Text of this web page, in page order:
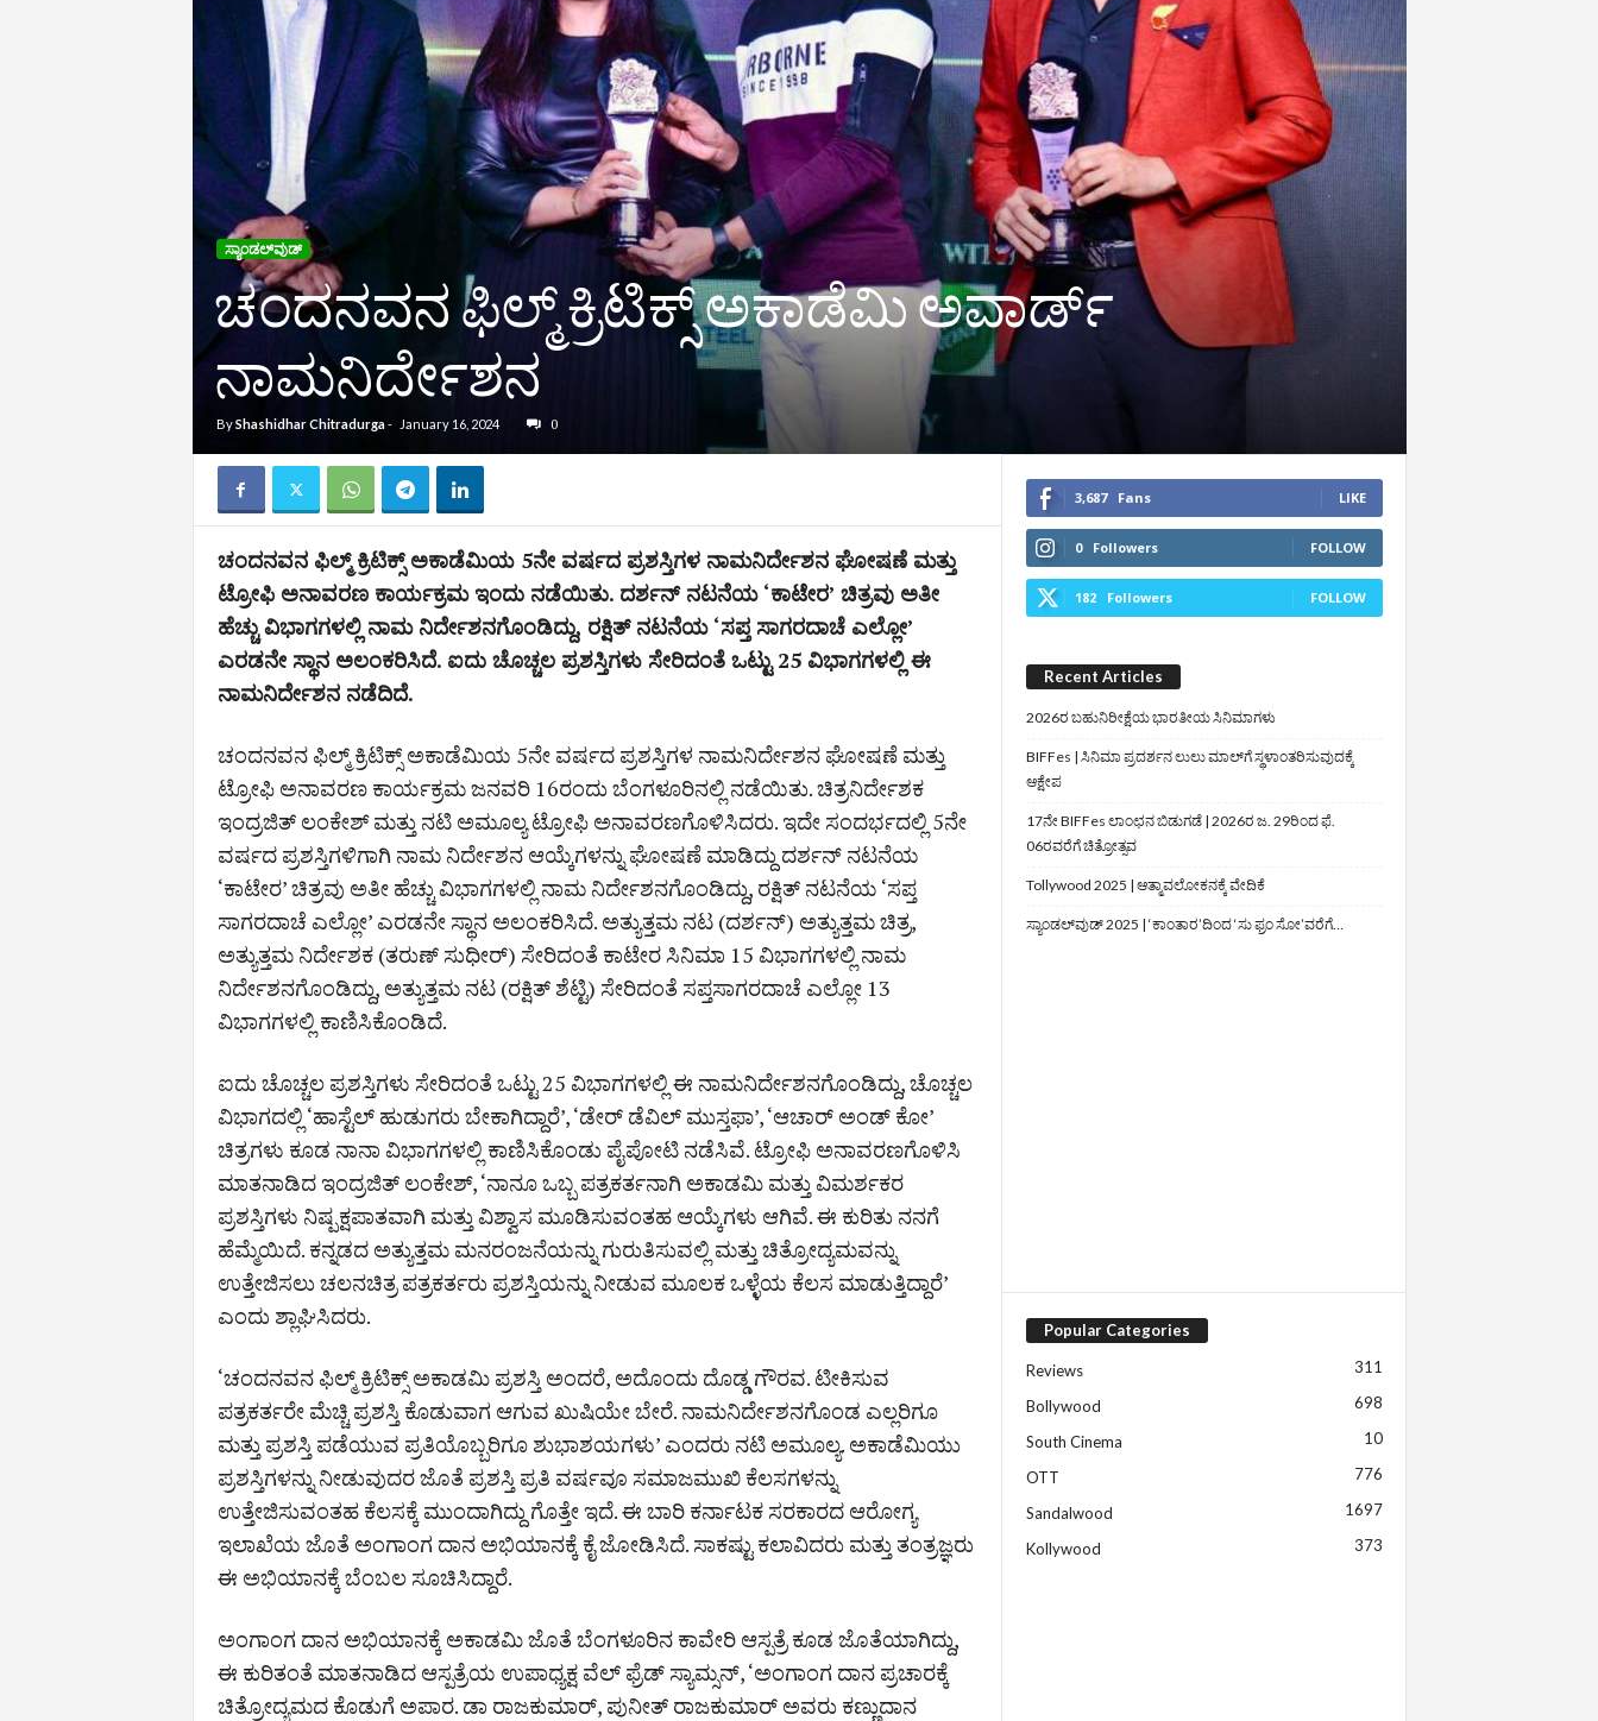
ಸ್ಯಾಂಡಲ್‌ವುಡ್‌
ಚಂದನವನ ಫಿಲ್ಮ್ ಕ್ರಿಟಿಕ್ಸ್ ಅಕಾಡೆಮಿ ಅವಾರ್ಡ್
ನಾಮನಿರ್ದೇಶನ
ByShashidhar Chitradurga- January 16, 2024 0
ಚಂದನವನ ಫಿಲ್ಮ್ ಕ್ರಿಟಿಕ್ಸ್ ಅಕಾಡೆಮಿಯ 5ನೇ ವರ್ಷದ ಪ್ರಶಸ್ತಿಗಳ ನಾಮನಿರ್ದೇಶನ ಘೋಷಣೆ ಮತ್ತು
ಟ್ರೋಫಿ ಅನಾವರಣ ಕಾರ್ಯಕ್ರಮ ಇಂದು ನಡೆಯಿತು. ದರ್ಶನ್ ನಟನೆಯ ‘ಕಾಟೇರ’ ಚಿತ್ರವು ಅತೀ
ಹೆಚ್ಚು ವಿಭಾಗಗಳಲ್ಲಿ ನಾಮ ನಿರ್ದೇಶನಗೊಂಡಿದ್ದು, ರಕ್ಷಿತ್ ನಟನೆಯ ‘ಸಪ್ತ ಸಾಗರದಾಚೆ ಎಲ್ಲೋ’
ಎರಡನೇ ಸ್ಥಾನ ಅಲಂಕರಿಸಿದೆ. ಐದು ಚೊಚ್ಚಲ ಪ್ರಶಸ್ತಿಗಳು ಸೇರಿದಂತೆ ಒಟ್ಟು 25 ವಿಭಾಗಗಳಲ್ಲಿ ಈ
ನಾಮನಿರ್ದೇಶನ ನಡೆದಿದೆ.
ಚಂದನವನ ಫಿಲ್ಮ್ ಕ್ರಿಟಿಕ್ಸ್ ಅಕಾಡೆಮಿಯ 5ನೇ ವರ್ಷದ ಪ್ರಶಸ್ತಿಗಳ ನಾಮನಿರ್ದೇಶನ ಘೋಷಣೆ ಮತ್ತು
ಟ್ರೋಫಿ ಅನಾವರಣ ಕಾರ್ಯಕ್ರಮ ಜನವರಿ 16ರಂದು ಬೆಂಗಳೂರಿನಲ್ಲಿ ನಡೆಯಿತು. ಚಿತ್ರನಿರ್ದೇಶಕ
ಇಂದ್ರಜಿತ್ ಲಂಕೇಶ್ ಮತ್ತು ನಟಿ ಅಮೂಲ್ಯ ಟ್ರೋಫಿ ಅನಾವರಣಗೊಳಿಸಿದರು. ಇದೇ ಸಂದರ್ಭದಲ್ಲಿ 5ನೇ
ವರ್ಷದ ಪ್ರಶಸ್ತಿಗಳಿಗಾಗಿ ನಾಮ ನಿರ್ದೇಶನ ಆಯ್ಕೆಗಳನ್ನು ಘೋಷಣೆ ಮಾಡಿದ್ದು ದರ್ಶನ್ ನಟನೆಯ
‘ಕಾಟೇರ’ ಚಿತ್ರವು ಅತೀ ಹೆಚ್ಚು ವಿಭಾಗಗಳಲ್ಲಿ ನಾಮ ನಿರ್ದೇಶನಗೊಂಡಿದ್ದು, ರಕ್ಷಿತ್ ನಟನೆಯ ‘ಸಪ್ತ
ಸಾಗರದಾಚೆ ಎಲ್ಲೋ’ ಎರಡನೇ ಸ್ಥಾನ ಅಲಂಕರಿಸಿದೆ. ಅತ್ಯುತ್ತಮ ನಟ (ದರ್ಶನ್) ಅತ್ಯುತ್ತಮ ಚಿತ್ರ,
ಅತ್ಯುತ್ತಮ ನಿರ್ದೇಶಕ (ತರುಣ್ ಸುಧೀರ್) ಸೇರಿದಂತೆ ಕಾಟೇರ ಸಿನಿಮಾ 15 ವಿಭಾಗಗಳಲ್ಲಿ ನಾಮ
ನಿರ್ದೇಶನಗೊಂಡಿದ್ದು, ಅತ್ಯುತ್ತಮ ನಟ (ರಕ್ಷಿತ್ ಶೆಟ್ಟಿ) ಸೇರಿದಂತೆ ಸಪ್ತಸಾಗರದಾಚೆ ಎಲ್ಲೋ 13
ವಿಭಾಗಗಳಲ್ಲಿ ಕಾಣಿಸಿಕೊಂಡಿದೆ.
ಐದು ಚೊಚ್ಚಲ ಪ್ರಶಸ್ತಿಗಳು ಸೇರಿದಂತೆ ಒಟ್ಟು 25 ವಿಭಾಗಗಳಲ್ಲಿ ಈ ನಾಮನಿರ್ದೇಶನಗೊಂಡಿದ್ದು, ಚೊಚ್ಚಲ
ವಿಭಾಗದಲ್ಲಿ ‘ಹಾಸ್ಟೆಲ್ ಹುಡುಗರು ಬೇಕಾಗಿದ್ದಾರೆ’, ‘ಡೇರ್ ಡೆವಿಲ್ ಮುಸ್ತಫಾ’, ‘ಆಚಾರ್ ಅಂಡ್ ಕೋ’
ಚಿತ್ರಗಳು ಕೂಡ ನಾನಾ ವಿಭಾಗಗಳಲ್ಲಿ ಕಾಣಿಸಿಕೊಂಡು ಪೈಪೋಟಿ ನಡೆಸಿವೆ. ಟ್ರೋಫಿ ಅನಾವರಣಗೊಳಿಸಿ
ಮಾತನಾಡಿದ ಇಂದ್ರಜಿತ್ ಲಂಕೇಶ್, ‘ನಾನೂ ಒಬ್ಬ ಪತ್ರಕರ್ತನಾಗಿ ಅಕಾಡಮಿ ಮತ್ತು ವಿಮರ್ಶಕರ
ಪ್ರಶಸ್ತಿಗಳು ನಿಷ್ಪಕ್ಷಪಾತವಾಗಿ ಮತ್ತು ವಿಶ್ವಾಸ ಮೂಡಿಸುವಂತಹ ಆಯ್ಕೆಗಳು ಆಗಿವೆ. ಈ ಕುರಿತು ನನಗೆ
ಹೆಮ್ಮೆಯಿದೆ. ಕನ್ನಡದ ಅತ್ಯುತ್ತಮ ಮನರಂಜನೆಯನ್ನು ಗುರುತಿಸುವಲ್ಲಿ ಮತ್ತು ಚಿತ್ರೋದ್ಯಮವನ್ನು
ಉತ್ತೇಜಿಸಲು ಚಲನಚಿತ್ರ ಪತ್ರಕರ್ತರು ಪ್ರಶಸ್ತಿಯನ್ನು ನೀಡುವ ಮೂಲಕ ಒಳ್ಳೆಯ ಕೆಲಸ ಮಾಡುತ್ತಿದ್ದಾರೆ’
ಎಂದು ಶ್ಲಾಘಿಸಿದರು.
‘ಚಂದನವನ ಫಿಲ್ಮ್ ಕ್ರಿಟಿಕ್ಸ್ ಅಕಾಡಮಿ ಪ್ರಶಸ್ತಿ ಅಂದರೆ, ಅದೊಂದು ದೊಡ್ಡ ಗೌರವ. ಟೀಕಿಸುವ
ಪತ್ರಕರ್ತರೇ ಮೆಚ್ಚಿ ಪ್ರಶಸ್ತಿ ಕೊಡುವಾಗ ಆಗುವ ಖುಷಿಯೇ ಬೇರೆ. ನಾಮನಿರ್ದೇಶನಗೊಂಡ ಎಲ್ಲರಿಗೂ
ಮತ್ತು ಪ್ರಶಸ್ತಿ ಪಡೆಯುವ ಪ್ರತಿಯೊಬ್ಬರಿಗೂ ಶುಭಾಶಯಗಳು’ ಎಂದರು ನಟಿ ಅಮೂಲ್ಯ. ಅಕಾಡೆಮಿಯು
ಪ್ರಶಸ್ತಿಗಳನ್ನು ನೀಡುವುದರ ಜೊತೆ ಪ್ರಶಸ್ತಿ ಪ್ರತಿ ವರ್ಷವೂ ಸಮಾಜಮುಖಿ ಕೆಲಸಗಳನ್ನು
ಉತ್ತೇಜಿಸುವಂತಹ ಕೆಲಸಕ್ಕೆ ಮುಂದಾಗಿದ್ದು ಗೊತ್ತೇ ಇದೆ. ಈ ಬಾರಿ ಕರ್ನಾಟಕ ಸರಕಾರದ ಆರೋಗ್ಯ
ಇಲಾಖೆಯ ಜೊತೆ ಅಂಗಾಂಗ ದಾನ ಅಭಿಯಾನಕ್ಕೆ ಕೈ ಜೋಡಿಸಿದೆ. ಸಾಕಷ್ಟು ಕಲಾವಿದರು ಮತ್ತು ತಂತ್ರಜ್ಞರು
ಈ ಅಭಿಯಾನಕ್ಕೆ ಬೆಂಬಲ ಸೂಚಿಸಿದ್ದಾರೆ.
ಅಂಗಾಂಗ ದಾನ ಅಭಿಯಾನಕ್ಕೆ ಅಕಾಡಮಿ ಜೊತೆ ಬೆಂಗಳೂರಿನ ಕಾವೇರಿ ಆಸ್ಪತ್ರೆ ಕೂಡ ಜೊತೆಯಾಗಿದ್ದು,
ಈ ಕುರಿತಂತೆ ಮಾತನಾಡಿದ ಆಸ್ಪತ್ರೆಯ ಉಪಾಧ್ಯಕ್ಷ ವೆಲ್ ಫ್ರೆಡ್ ಸ್ಯಾಮ್ಸನ್, ‘ಅಂಗಾಂಗ ದಾನ ಪ್ರಚಾರಕ್ಕೆ
ಚಿತ್ರೋದ್ಯಮದ ಕೊಡುಗೆ ಅಪಾರ. ಡಾ ರಾಜಕುಮಾರ್, ಪುನೀತ್ ರಾಜಕುಮಾರ್ ಅವರು ಕಣ್ಣುದಾನ
3,687 Fans LIKE
0 Followers FOLLOW
182 Followers FOLLOW
Recent Articles
2026ರ ಬಹುನಿರೀಕ್ಷೆಯ ಭಾರತೀಯ ಸಿನಿಮಾಗಳು
BIFFes | ಸಿನಿಮಾ ಪ್ರದರ್ಶನ ಲುಲು ಮಾಲ್‌ಗೆ ಸ್ಥಳಾಂತರಿಸುವುದಕ್ಕೆ
ಆಕ್ಷೇಪ
17ನೇ BIFFes ಲಾಂಛನ ಬಿಡುಗಡೆ | 2026ರ ಜ. 29ರಿಂದ ಫೆ.
06ರವರೆಗೆ ಚಿತ್ರೋತ್ಸವ
Tollywood 2025 | ಆತ್ಮಾವಲೋಕನಕ್ಕೆ ವೇದಿಕೆ
ಸ್ಯಾಂಡಲ್‌ವುಡ್‌ 2025 | ‘ಕಾಂತಾರ’ದಿಂದ ‘ಸು ಫ್ರಂ ಸೋ’ವರೆಗೆ…
Popular Categories
Reviews 311
Bollywood 698
South Cinema 10
OTT 776
Sandalwood 1697
Kollywood 373